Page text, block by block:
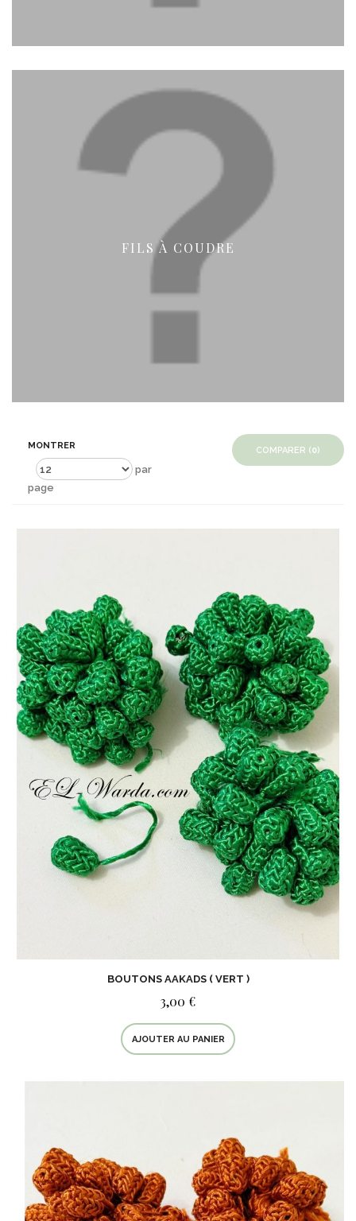
FILS À COUDRE
MONTRER
par
page
COMPARER (0)
BOUTONS AAKADS ( VERT )
3,00 €
AJOUTER AU PANIER